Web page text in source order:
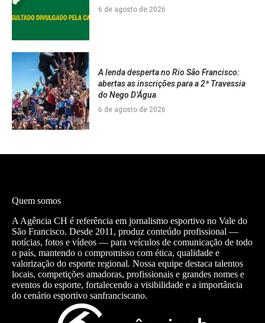
6 de agosto de 2026
A lenda desperta no Rio São Francisco:
abertas as inscrições para a 2ª Travessia
do Nego D’Água
6 de agosto de 2026
Quem somos
A Agência CH é referência em jornalismo esportivo no Vale do
São Francisco. Desde 2011, produz conteúdo profissional —
notícias, fotos e vídeos — para veículos de comunicação de todo
o país, mantendo o compromisso com ética, qualidade e
valorização do esporte regional. Nossa equipe destaca talentos
locais, competições amadoras, profissionais e grandes nomes e
eventos do esporte, fortalecendo a visibilidade e a importância
do cenário esportivo sanfranciscano.